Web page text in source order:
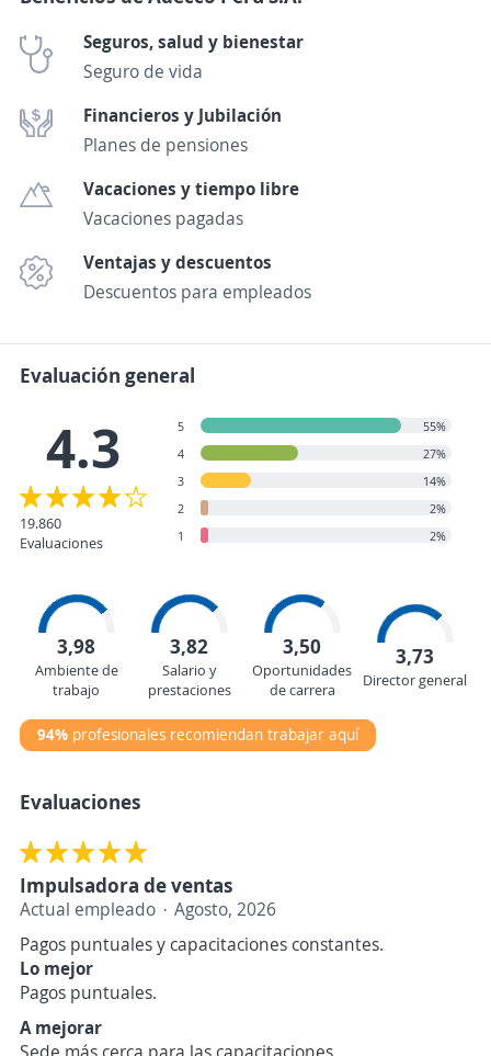
Seguros, salud y bienestar
Seguro de vida
Financieros y Jubilación
Planes de pensiones
Vacaciones y tiempo libre
Vacaciones pagadas
Ventajas y descuentos
Descuentos para empleados
Evaluación general
4.3
19.860
Evaluaciones
5
55%
4
27%
3
14%
2
2%
1
2%
3,98
Ambiente de
trabajo
3,82
Salario y
prestaciones
3,50
Oportunidades
de carrera
3,73
Director general
94% profesionales recomiendan trabajar aquí
Evaluaciones
Impulsadora de ventas
Actual empleado
Agosto, 2026
Pagos puntuales y capacitaciones constantes.
Lo mejor
Pagos puntuales.
A mejorar